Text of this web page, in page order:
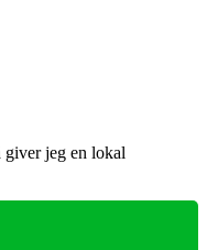
jeg en lokal